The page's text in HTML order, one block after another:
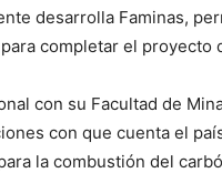
desarrolla Faminas,
completar el
con su Facultad de
con que cuenta el
la combustión del